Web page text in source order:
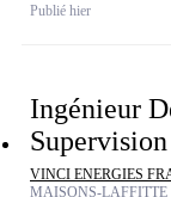
Publié hier
Ingénieur
VINCI ENERGIES
MAISONS-LAFFITTE